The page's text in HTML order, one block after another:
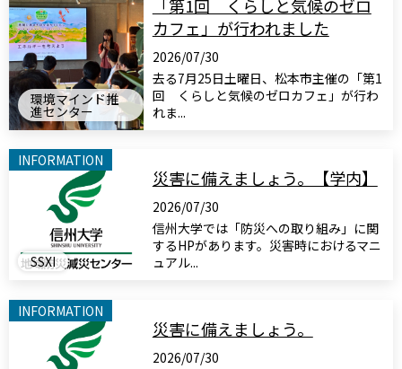
環境マインド推
進センター
「第1回 くらしと気候のゼロ
カフェ」が行われました
2026/07/30
去る7月25日土曜日、松本市主催の「第1
回 くらしと気候のゼロカフェ」が行わ
れま...
SSXI
INFORMATION
災害に備えましょう。【学内】
2026/07/30
信州大学では「防災への取り組み」に関
するHPがあります。災害時におけるマニ
ュアル...
INFORMATION
災害に備えましょう。
2026/07/30